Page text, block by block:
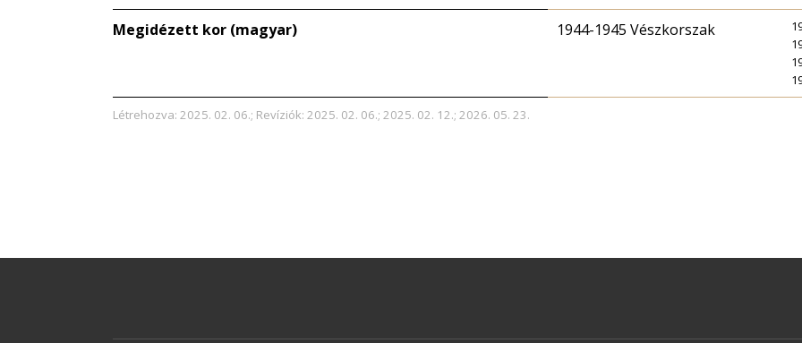
Megidézett kor (magyar) 1944-1945 Vészkorszak
Létrehozva: 2025. 02. 06.; Revíziók: 2025. 02. 06.; 2025. 02. 12.; 2026. 05. 23.